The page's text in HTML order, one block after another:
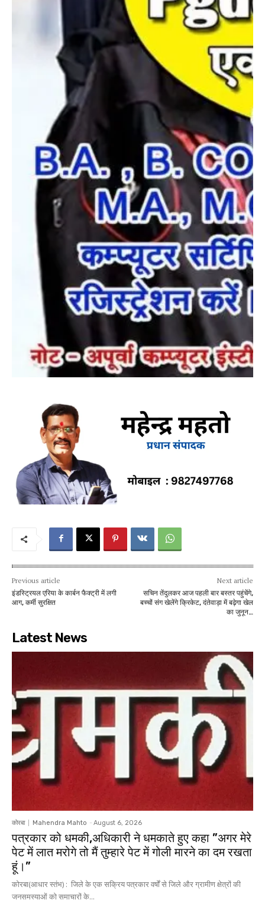
Previous article
इंडस्ट्रियल एरिया के कार्बन फैक्ट्री में लगी
आग, कर्मी सुरक्षित
Next article
सचिन तेंदुलकर आज पहली बार बस्तर पहुंचेंगे,
बच्चों संग खेलेंगे क्रिकेट, दंतेवाड़ा में बढ़ेगा खेल
का जुनून…
Latest News
कोरबा Mahendra Mahto - August 6, 2026
पत्रकार को धमकी,अधिकारी ने धमकाते हुए कहा ”अगर मेरे
पेट में लात मरोगे तो मैं तुम्हारे पेट में गोली मारने का दम रखता
हूं।”
कोरबा(आधार स्तंभ) : जिले के एक सक्रिय पत्रकार वर्षों से जिले और ग्रामीण क्षेत्रों की
जनसमस्याओं को समाचारों के...